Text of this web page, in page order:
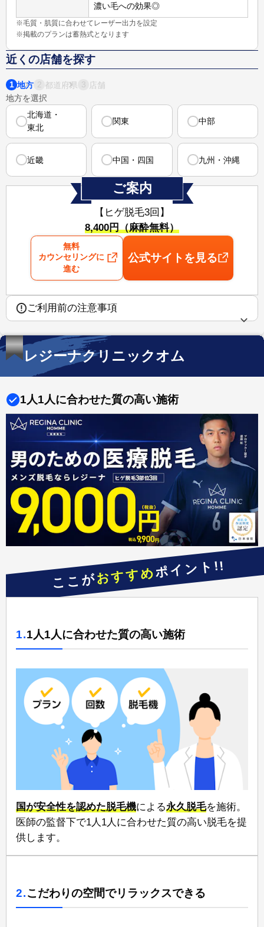
濃い毛への効果◎
※毛質・肌質に合わせてレーザー出力を設定
※掲載のプランは蓄熱式となります
近くの店舗を探す
1 地方 2 都道府県 3 店舗
地方を選択
北海道・
東北
関東 中部
近畿 中国・四国 九州・沖縄
ご案内
【ヒゲ脱毛3回】
8,400円（麻酔無料）
無料
カウンセリングに
進む
公式サイトを見る
ご利用前の注意事項
レジーナクリニックオム
1人1人に合わせた質の高い施術
ここがおすすめポイント!!
1.1人1人に合わせた質の高い施術
国が安全性を認めた脱毛機による永久脱毛を施術。
医師の監督下で⁠1人1人に合わせた質の高い脱毛⁠を提
供します。
2.こだわりの空間でリラックスできる